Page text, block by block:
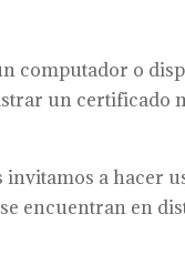
computador o
un certificado
a hacer
encuentran en